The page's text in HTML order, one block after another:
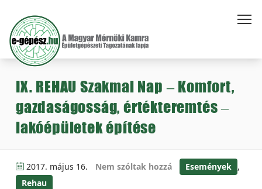
IX. REHAU Szakmai Nap – Komfort,
gazdaságosság, értékteremtés –
lakóépületek építése
2017. május 16. Nem szóltak hozzá Események ,
Rehau